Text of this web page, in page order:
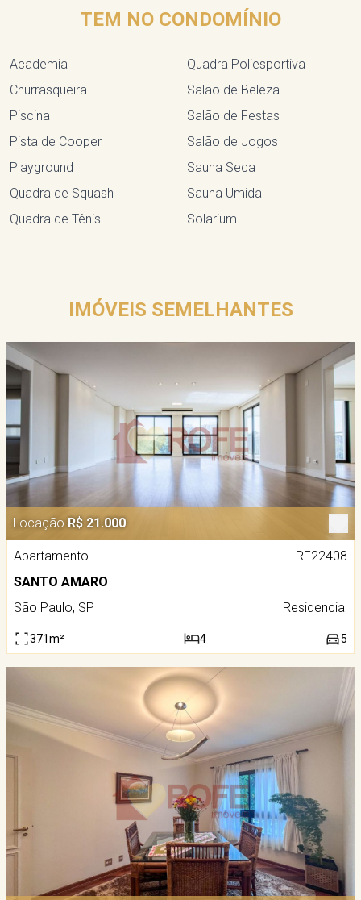
TEM NO CONDOMÍNIO
Academia
Churrasqueira
Piscina
Pista de Cooper
Playground
Quadra de Squash
Quadra de Tênis
Quadra Poliesportiva
Salão de Beleza
Salão de Festas
Salão de Jogos
Sauna Seca
Sauna Umida
Solarium
IMÓVEIS SEMELHANTES
Locação R$ 21.000
Apartamento
RF22408
SANTO AMARO
São Paulo, SP
Residencial
371m² 4 5